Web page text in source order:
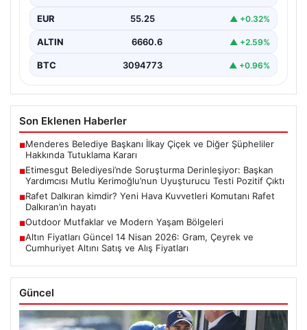
Ankara Batı Cumhuriyet Başsavcılığı tarafından
yürütülen kapsamlı soruşturma kapsamında Etimesgut
Belediyesi’nin önemli isimlerinden Belediye…
EUR 55.25 ▲ +0.32%
ALTIN 6660.6 ▲ +2.59%
BTC 3094773 ▲ +0.96%
Son Eklenen Haberler
■Menderes Belediye Başkanı İlkay Çiçek ve Diğer Şüpheliler
Hakkında Tutuklama Kararı
■Etimesgut Belediyesi’nde Soruşturma Derinleşiyor: Başkan
Yardımcısı Mutlu Kerimoğlu’nun Uyuşturucu Testi Pozitif Çıktı
■Rafet Dalkıran kimdir? Yeni Hava Kuvvetleri Komutanı Rafet
Dalkıran’ın hayatı
■Outdoor Mutfaklar ve Modern Yaşam Bölgeleri
■Altın Fiyatları Güncel 14 Nisan 2026: Gram, Çeyrek ve
Cumhuriyet Altını Satış ve Alış Fiyatları
Güncel